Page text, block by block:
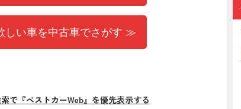
しい車を中古車でさがす ≫
で『ベストカーWeb』を優先表示する